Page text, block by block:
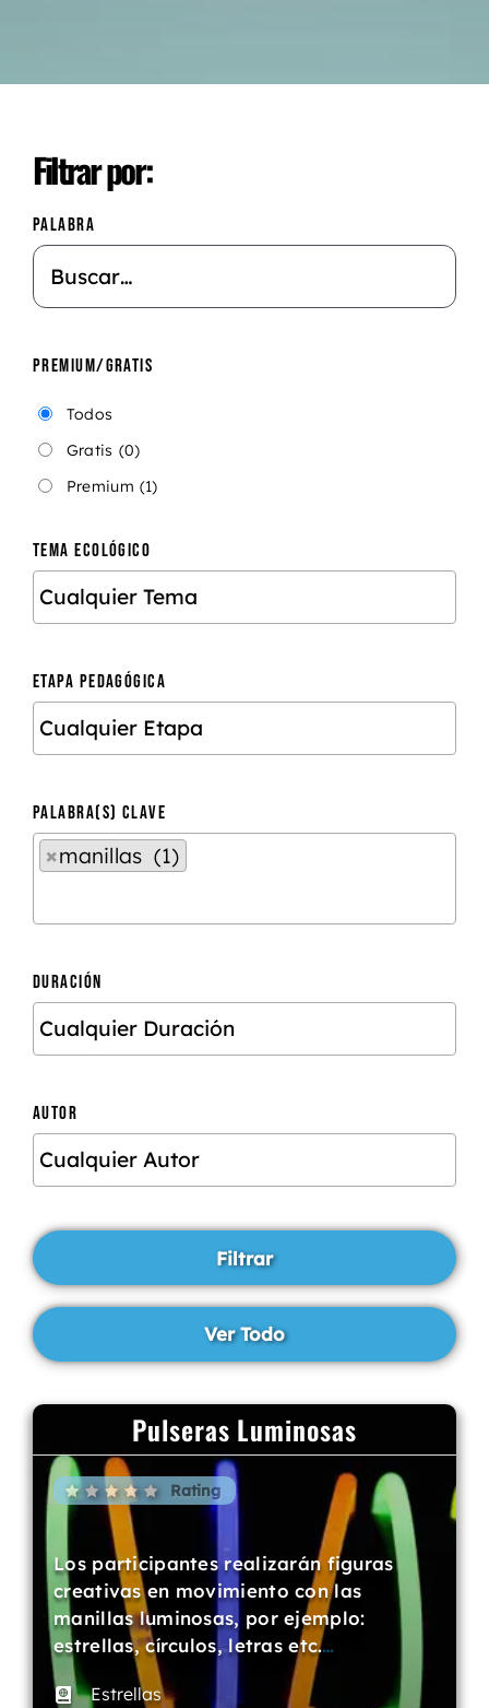
Filtrar por:
PALABRA
PREMIUM/GRATIS
Todos
Gratis (0)
Premium (1)
TEMA ECOLÓGICO
ETAPA PEDAGÓGICA
PALABRA(S) CLAVE
×manillas (1)
DURACIÓN
AUTOR
Pulseras Luminosas
Rating
Los participantes realizarán figuras
creativas en movimiento con las
manillas luminosas, por ejemplo:
estrellas, círculos, letras etc.…
Estrellas